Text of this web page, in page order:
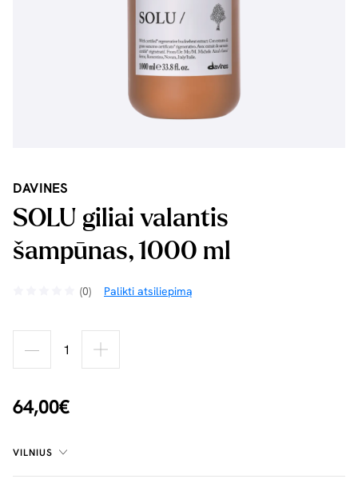
DAVINES
SOLU giliai valantis
šampūnas, 1000 ml
(0) Palikti atsiliepimą
64,00€
VILNIUS